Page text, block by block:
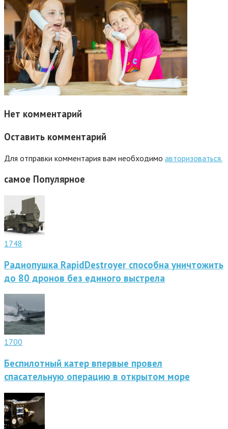
Нет комментарий
Оставить комментарий
Для отправки комментария вам необходимо авторизоваться.
самое Популярное
1748
Радиопушка RapidDestroyer способна уничтожить
до 80 дронов без единого выстрела
1700
Беспилотный катер впервые провел
спасательную операцию в открытом море